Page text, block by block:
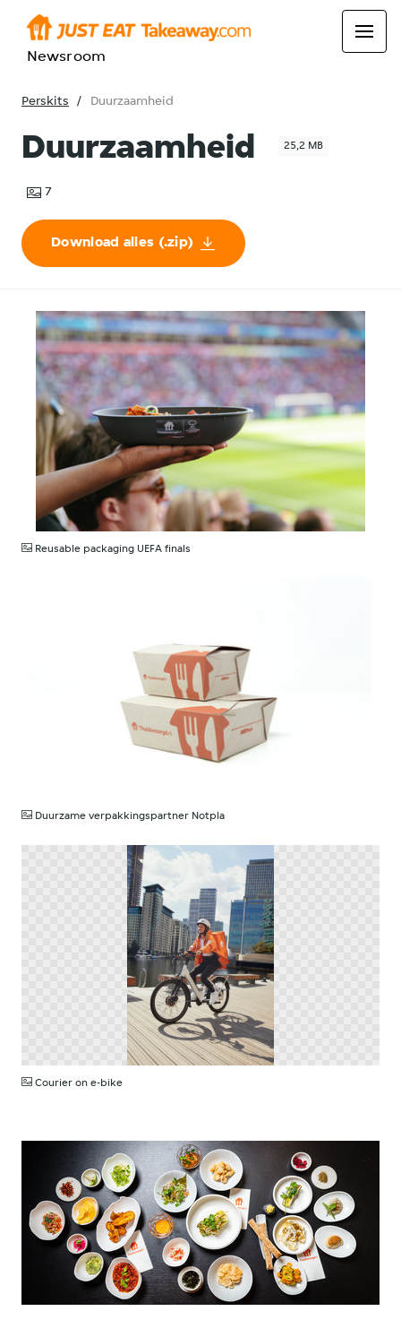
Newsroom
Perskits Duurzaamheid
Duurzaamheid 25,2 MB
7
Download alles (.zip)
JPG
Reusable packaging UEFA finals
Duurzame verpakkingspartner Notpla
Courier on e-bike